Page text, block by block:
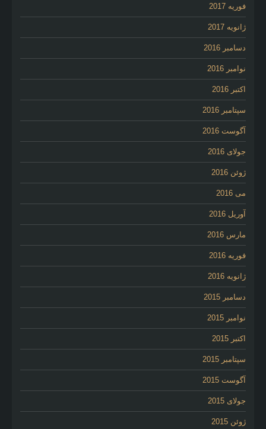
فوریه 2017
ژانویه 2017
دسامبر 2016
نوامبر 2016
اکتبر 2016
سپتامبر 2016
آگوست 2016
جولای 2016
ژوئن 2016
می 2016
آوریل 2016
مارس 2016
فوریه 2016
ژانویه 2016
دسامبر 2015
نوامبر 2015
اکتبر 2015
سپتامبر 2015
آگوست 2015
جولای 2015
ژوئن 2015